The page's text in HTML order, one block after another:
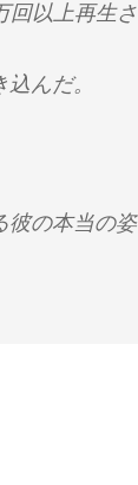
回以上再生さ
んだ。
彼の本当の姿